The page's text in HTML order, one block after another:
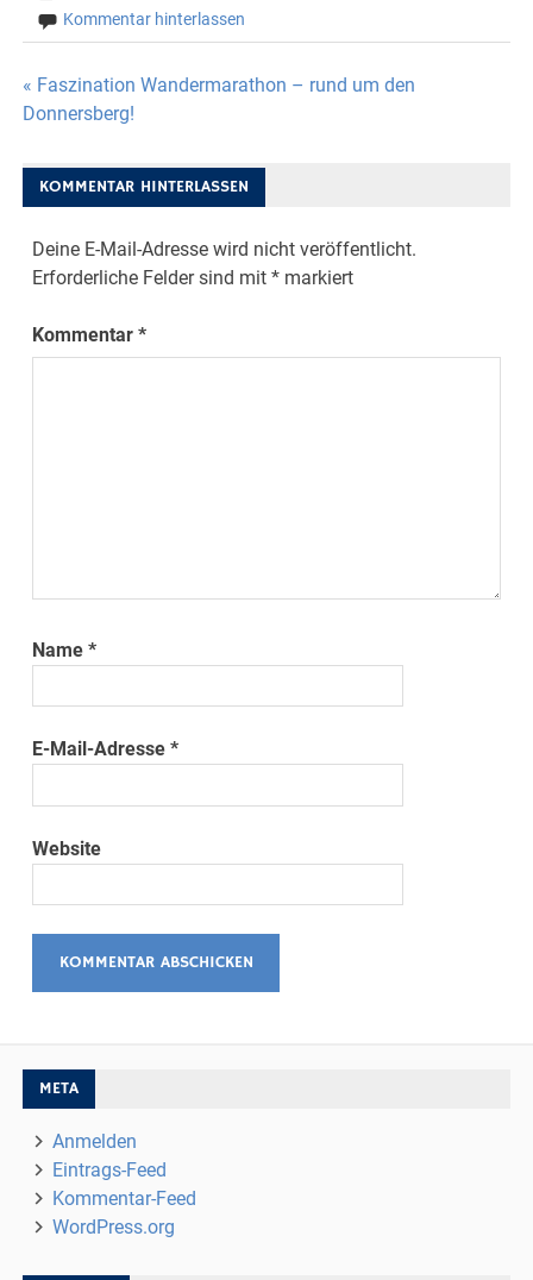
Kommentar hinterlassen
Beitragsnavigation
« Faszination Wandermarathon – rund um den
Donnersberg!
KOMMENTAR HINTERLASSEN
Deine E-Mail-Adresse wird nicht veröffentlicht.
Erforderliche Felder sind mit* markiert
Kommentar*
Name*
E-Mail-Adresse*
Website
META
Anmelden
Eintrags-Feed
Kommentar-Feed
WordPress.org